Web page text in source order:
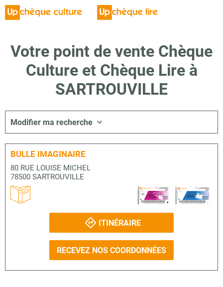
Votre point de vente Chèque
Culture et Chèque Lire à
SARTROUVILLE
Modifier ma recherche
BULLE IMAGINAIRE
80 RUE LOUISE MICHEL
78500 SARTROUVILLE
ITINÉRAIRE
RECEVEZ NOS COORDONNÉES